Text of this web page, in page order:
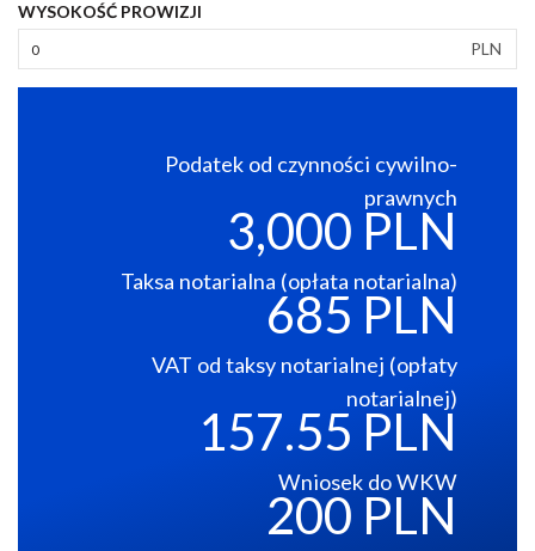
WYSOKOŚĆ PROWIZJI
PLN
Podatek od czynności cywilno-
prawnych
3,000 PLN
Taksa notarialna (opłata notarialna)
685 PLN
VAT od taksy notarialnej (opłaty
notarialnej)
157.55 PLN
Wniosek do WKW
200 PLN